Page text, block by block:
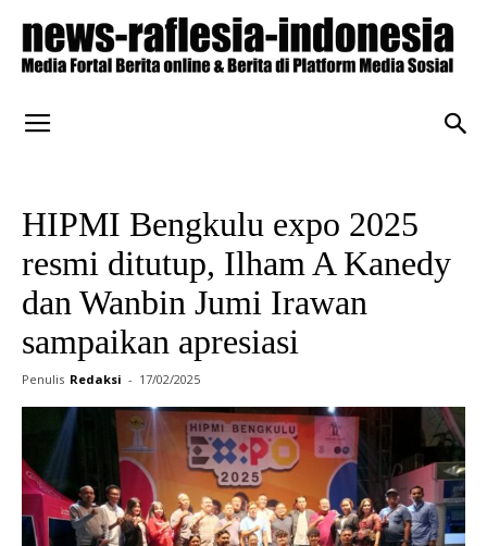
HIPMI Bengkulu expo 2025
resmi ditutup, Ilham A Kanedy
dan Wanbin Jumi Irawan
sampaikan apresiasi
Penulis Redaksi - 17/02/2025